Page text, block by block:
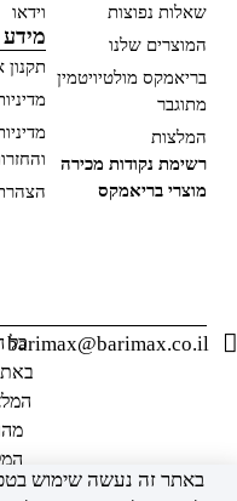
שאלות נפוצות
המוצרים שלנו
בריאמקס מולטיויטמין
מתוגבר
המלצות
רשימת נקודות מכירה
מוצרי בריאמקס
וידאו
מידע
תקנון
הצהרת
barimax@barimax.co.il
כל